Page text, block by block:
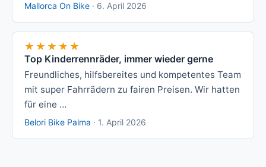
Mallorca On Bike · 6. April 2026
★★★★★
★★★★★
Top Kinderrennräder, immer wieder gerne
Freundliches, hilfsbereites und kompetentes Team
mit super Fahrrädern zu fairen Preisen. Wir hatten
für eine …
Belori Bike Palma · 1. April 2026